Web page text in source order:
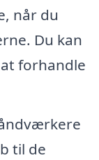
når du
Du kan
forhandle
til de